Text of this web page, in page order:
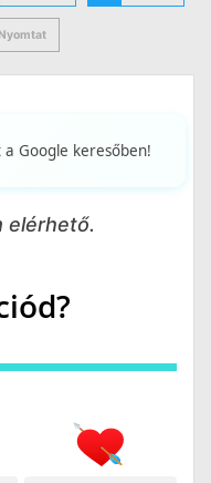
Nyomtat
a Google keresőben!
elérhető.